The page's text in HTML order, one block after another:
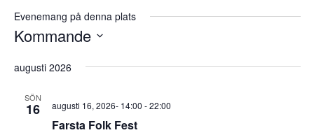
Evenemang på denna plats
Kommande
datum.
augusti 2026
SÖN
16
Farsta Folk Fest
augusti 16, 2026- 14:00 -22:00